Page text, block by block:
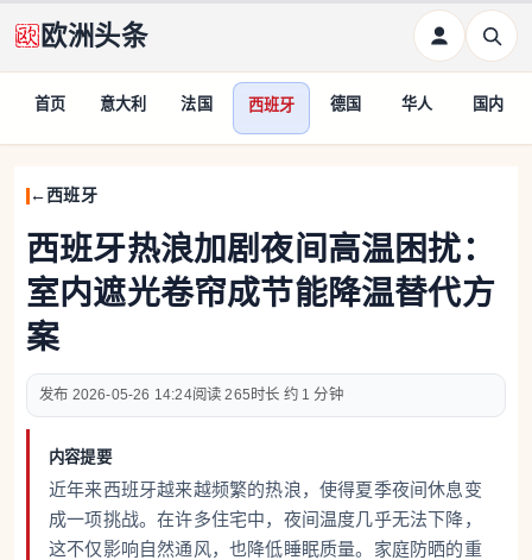
欧洲头条
首页 意大利 法国 西班牙 德国 华人 国内
西班牙
西班牙热浪加剧夜间高温困扰：
室内遮光卷帘成节能降温替代方
案
2026-05-26 14:24 265 约 1 分钟
内容提要
近年来西班牙越来越频繁的热浪，使得夏季夜间休息变
成一项挑战。在许多住宅中，夜间温度几乎无法下降，
这不仅影响自然通风，也降低睡眠质量。家庭防晒的重